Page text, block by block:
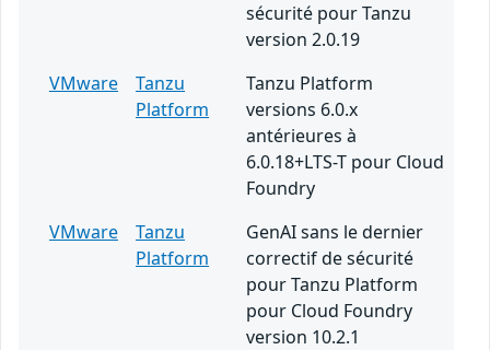
sécurité pour Tanzu
version 2.0.19
VMware
Tanzu
Platform
Tanzu Platform
versions 6.0.x
antérieures à
6.0.18+LTS-T pour Cloud
Foundry
VMware
Tanzu
Platform
GenAI sans le dernier
correctif de sécurité
pour Tanzu Platform
pour Cloud Foundry
version 10.2.1